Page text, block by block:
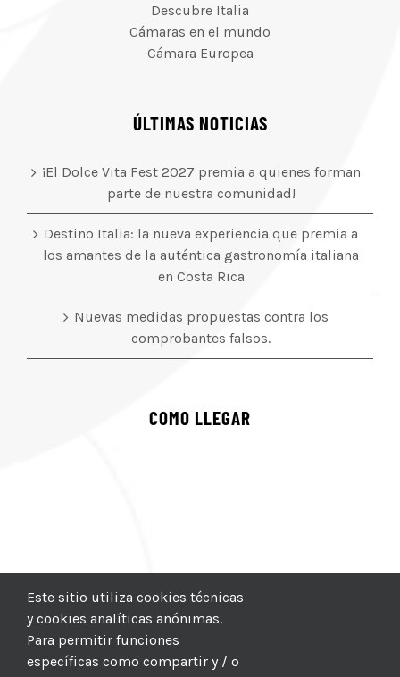
Descubre Italia
Cámaras en el mundo
Cámara Europea
ÚLTIMAS NOTICIAS
¡El Dolce Vita Fest 2027 premia a quienes forman
parte de nuestra comunidad!
Destino Italia: la nueva experiencia que premia a
los amantes de la auténtica gastronomía italiana
en Costa Rica
Nuevas medidas propuestas contra los
comprobantes falsos.
COMO LLEGAR
Este sitio utiliza cookies técnicas
y cookies analíticas anónimas.
Para permitir funciones
específicas como compartir y / o